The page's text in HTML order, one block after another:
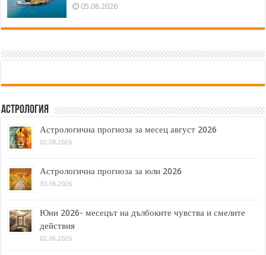
05.08.2026
Астрология
Астрологична прогноза за месец август 2026
02.08.2026
Астрологична прогноза за юли 2026
30.06.2026
Юни 2026- месецът на дълбоките чувства и смелите
действия
02.06.2026